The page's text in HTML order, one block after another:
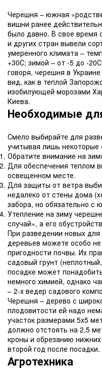
Черешня – южная
вишни ранее
было давно. В свое время
и других стран вывели
умеренного климата –
+30С; зимой – от -5 до -
говоря, черешня в
вид, как в теплой
изобилующей морозами
Киева.
Необходимые
Смело выбирайте для
учитывая лишь некоторые
Обратите внимание на
Для обеспечения теплом
освещенном месте.
Для защиты от ветра
недалеко от стены дома
забора, но обязательно с
Утепление на зиму
случай», а его
При разведении новых
деревьев можете особо
пригодности почвы. Их
садовый грунт
посадке может
немного химией, однако
– 2-х ведер садового
Черешня – дерево с
плодовитости ей надо
участок размерами 5х5
должно отстоять на 2,5
кроны и обрезанию
второй год после посадки.
Агротехника